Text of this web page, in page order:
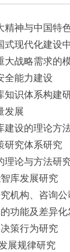
精神与中国特
式现代化建设
大战略需求的
全能力建设
知识体系构建
发展
建设的理论方
研究体系研究
理论与方法研
库发展研究
机构、咨询
功能及差异化
策行为研究
展规律研究